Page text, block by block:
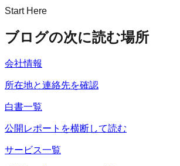
Start Here
ブログの次に読む場所
会社情報
所在地と連絡先を確認
白書一覧
公開レポートを横断して読む
サービス一覧